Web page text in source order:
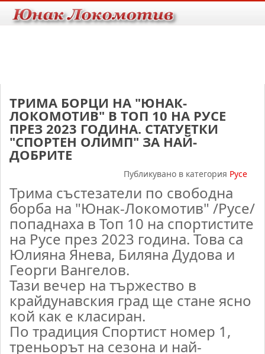
ТРИМА БОРЦИ НА "ЮНАК-
ЛОКОМОТИВ" В ТОП 10 НА РУСЕ
ПРЕЗ 2023 ГОДИНА. СТАТУЕТКИ
"СПОРТЕН ОЛИМП" ЗА НАЙ-
ДОБРИТЕ
Публикувано в категория Русе
Трима състезатели по свободна
борба на "Юнак-Локомотив" /Русе/
попаднаха в Топ 10 на спортистите
на Русе през 2023 година. Това са
Юлияна Янева, Биляна Дудова и
Георги Вангелов.
Тази вечер на тържество в
крайдунавския град ще стане ясно
кой как е класиран.
По традиция Спортист номер 1,
треньорът на сезона и най-